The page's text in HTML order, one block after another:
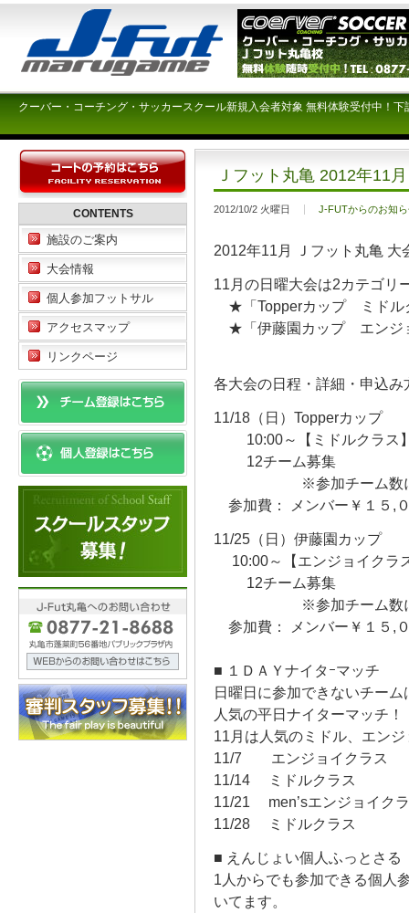
クーバー・コーチング・サッカースクール新規入会者対象 無料体験受付中！
Ｊフット丸亀 2012年11
2012/10/2 火曜日 J-FUTからのお知
2012年11月 Ｊフット丸亀
11月の日曜大会は2カテゴリ
★「Topperカップ ミドル
★「伊藤園カップ エンジ
各大会の日程・詳細・申込み
11/18（日）Topperカップ
10:00～【ミドルクラス
12チーム募集
※参加チーム数によっ
参加費： メンバー￥１５
11/25（日）伊藤園カップ
10:00～【エンジョイクラ
12チーム募集
※参加チーム数によっ
参加費： メンバー￥１５
■ １ＤＡＹナイタｰマッチ
日曜日に参加できないチー
人気の平日ナイターマッチ！
11月は人気のミドル、エン
11/7 エンジョイクラ
11/14 ミドルクラス
11/21 men’sエンジョイク
11/28 ミドルクラス
■ えんじょい個人ふっと
1人からでも参加できる個人
いてます。
CONTENTS
施設のご案内
大会情報
個人参加フットサル
アクセスマップ
リンクページ